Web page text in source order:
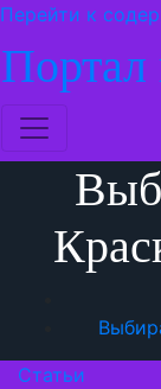
Перейти к
Портал
Статьи